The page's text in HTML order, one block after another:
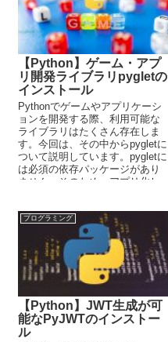
【Python】ゲーム・アプ
リ開発ライブラリpygletの
インストール
Pythonでゲームやアプリケーシ
ョンを開発する際、利用可能な
ライブラリはたくさん存在しま
す。今回は、その中からpygletに
ついて説明しています。pygletに
は必須の依存パッケージがあり
ません。そのため、アプリ化し
プログラミング
【Python】JWT生成が可
能なPyJWTのインストー
ル